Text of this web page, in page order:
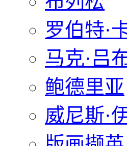
罗伯特·
马克·吕
鲍德里亚
威尼斯·